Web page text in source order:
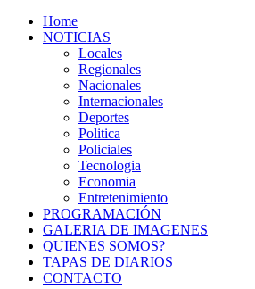
Home
NOTICIAS
Locales
Regionales
Nacionales
Internacionales
Deportes
Politica
Policiales
Tecnologia
Economia
Entretenimiento
PROGRAMACIÓN
GALERIA DE IMAGENES
QUIENES SOMOS?
TAPAS DE DIARIOS
CONTACTO